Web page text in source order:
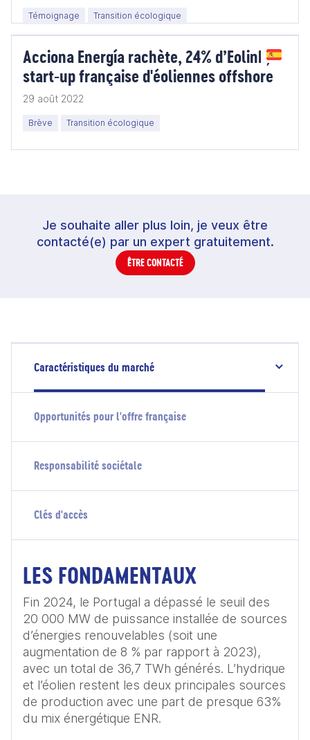
Témoignage Transition écologique
Acciona Energía rachète, 24% d’Eolink,
start-up française d'éoliennes offshore
29 août 2022
Brève Transition écologique
Je souhaite aller plus loin, je veux être
contacté(e) par un expert gratuitement.
ÊTRE CONTACTÉ
Caractéristiques du marché
Opportunités pour l'offre française
Responsabilité sociétale
Clés d'accès
LES FONDAMENTAUX
Fin 2024, le Portugal a dépassé le seuil des
20 000 MW de puissance installée de sources
d’énergies renouvelables (soit une
augmentation de 8 % par rapport à 2023),
avec un total de 36,7 TWh générés. L’hydrique
et l’éolien restent les deux principales sources
de production avec une part de presque 63%
du mix énergétique ENR.